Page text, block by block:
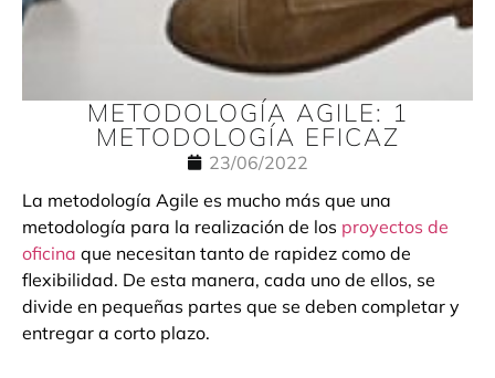
METODOLOGÍA AGILE: 1
METODOLOGÍA EFICAZ
23/06/2022
La metodología Agile es mucho más que una
metodología para la realización de los proyectos de
oficina que necesitan tanto de rapidez como de
flexibilidad. De esta manera, cada uno de ellos, se
divide en pequeñas partes que se deben completar y
entregar a corto plazo.